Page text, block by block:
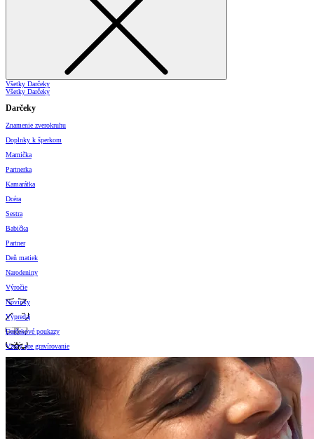
Všetky Darčeky
Všetky Darčeky
Darčeky
Znamenie zverokruhu
Doplnky k šperkom
Mamička
Partnerka
Kamarátka
Dcéra
Sestra
Babička
Partner
Deň matiek
Narodeniny
Výročie
Novinky
Výpredaj
Darčekové poukazy
Vzory pre gravírovanie